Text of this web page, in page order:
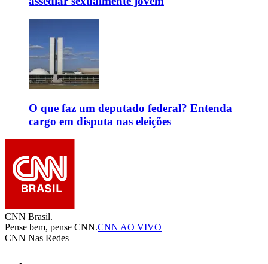
O que faz um deputado federal? Entenda
cargo em disputa nas eleições
CNN Brasil.
Pense bem, pense CNN.CNN AO VIVO
CNN Nas Redes